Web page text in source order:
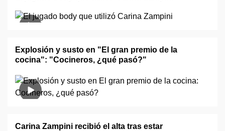
Explosión y susto en "El gran premio de la
cocina": "Cocineros, ¿qué pasó?"
Carina Zampini recibió el alta tras estar